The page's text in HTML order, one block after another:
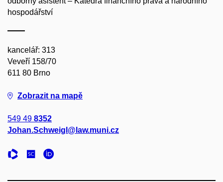
hospodářství
kancelář: 313
Veveří 158/70
611 80 Brno
Zobrazit na mapě
549 49 8352
Johan.Schweigl@law.muni.cz